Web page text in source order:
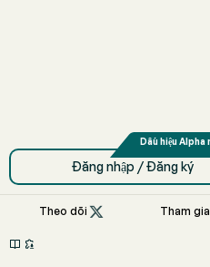
Đăng nhập / Đăng ký
Theo dõi  Tham gia
 